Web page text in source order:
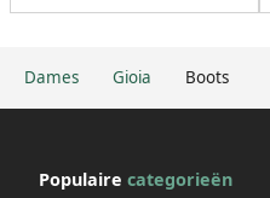
Dames Gioia Boots
Populaire categorieën